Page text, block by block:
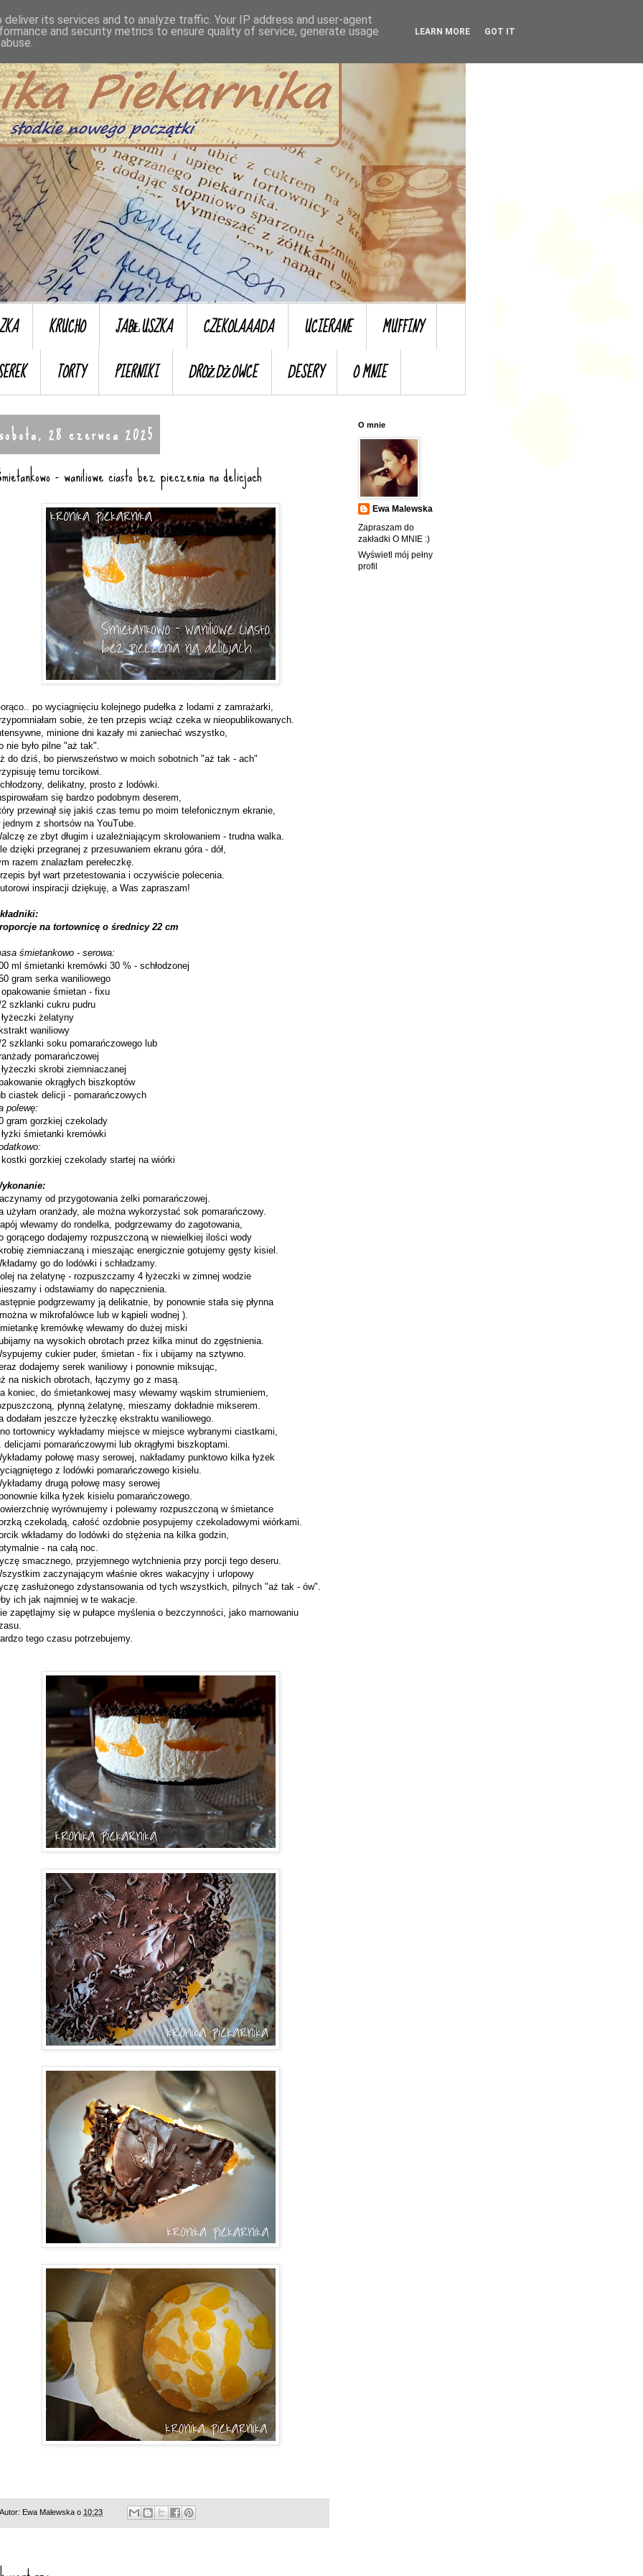
KRUCHO JABŁUSZKA CZEKOLAAADA UCIERANE
MUFFINY
TORTY PIERNIKI DROŻDŻOWCE DESERY O MNIE
sobota, 28 czerwca 2025
- waniliowe ciasto bez pieczenia na delicjach
po wyciagnięciu kolejnego pudełka z lodami z zamrażarki,
sobie, że ten przepis wciąż czeka w nieopublikowanych.
minione dni kazały mi zaniechać wszystko,
nie było pilne "aż tak".
do dziś, bo pierwszeństwo w moich sobotnich "aż tak - ach"
temu torcikowi.
delikatny, prosto z lodówki.
się bardzo podobnym deserem,
przewinął się jakiś czas temu po moim telefonicznym ekranie,
jednym z shortsów na YouTube.
ze zbyt długim i uzależniającym skrolowaniem - trudna walka.
dzięki przegranej z przesuwaniem ekranu góra - dół,
razem znalazłam perełeczkę.
był wart przetestowania i oczywiście polecenia.
inspiracji dziękuję, a Was zapraszam!
na tortownicę o średnicy 22 cm
śmietankowo - serowa:
ml śmietanki kremówki 30 % - schłodzonej
gram serka waniliowego
opakowanie śmietan - fixu
2 szklanki cukru pudru
żelatyny
waniliowy
2 szklanki soku pomarańczowego lub
pomarańczowej
łyżeczki skrobi ziemniaczanej
okrągłych biszkoptów
ciastek delicji - pomarańczowych
polewę:
gram gorzkiej czekolady
śmietanki kremówki
gorzkiej czekolady startej na wiórki
od przygotowania żelki pomarańczowej.
użyłam oranżady, ale można wykorzystać sok pomarańczowy.
wlewamy do rondelka, podgrzewamy do zagotowania,
gorącego dodajemy rozpuszczoną w niewielkiej ilości wody
ziemniaczaną i mieszając energicznie gotujemy gęsty kisiel.
go do lodówki i schładzamy.
na żelatynę - rozpuszczamy 4 łyżeczki w zimnej wodzie
i odstawiamy do napęcznienia.
podgrzewamy ją delikatnie, by ponownie stała się płynna
w mikrofalówce lub w kąpieli wodnej ).
kremówkę wlewamy do dużej miski
na wysokich obrotach przez kilka minut do zgęstnienia.
cukier puder, śmietan - fix i ubijamy na sztywno.
dodajemy serek waniliowy i ponownie miksując,
na niskich obrotach, łączymy go z masą.
koniec, do śmietankowej masy wlewamy wąskim strumieniem,
płynną żelatynę, mieszamy dokładnie mikserem.
dodałam jeszcze łyżeczkę ekstraktu waniliowego.
tortownicy wykładamy miejsce w miejsce wybranymi ciastkami,
delicjami pomarańczowymi lub okrągłymi biszkoptami.
połowę masy serowej, nakładamy punktowo kilka łyżek
z lodówki pomarańczowego kisielu.
drugą połowę masy serowej
kilka łyżek kisielu pomarańczowego.
wyrównujemy i polewamy rozpuszczoną w śmietance
czekoladą, całość ozdobnie posypujemy czekoladowymi wiórkami.
wkładamy do lodówki do stężenia na kilka godzin,
- na całą noc.
smacznego, przyjemnego wytchnienia przy porcji tego deseru.
zaczynającym właśnie okres wakacyjny i urlopowy
zasłużonego zdystansowania od tych wszystkich, pilnych "aż tak - ów".
ich jak najmniej w te wakacje.
zapętlajmy się w pułapce myślenia o bezczynności, jako marnowaniu
tego czasu potrzebujemy.
Autor: Ewa Malewska o 10:23
O mnie
Ewa Malewska
Zapraszam do
zakładki O MNIE :)
Wyświetl mój pełny
profil
its services and to analyze traffic. Your IP address and user-agent
and security metrics to ensure quality of service, generate usage
LEARN MORE GOT IT